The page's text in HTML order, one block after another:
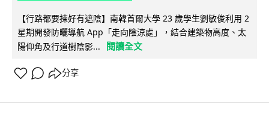
【行路都要揀好有遮陰】南韓首爾大學 23 歲學生劉敏俊利用 2
星期開發防曬導航 App「走向陰涼處」，結合建築物高度、太
陽仰角及行道樹陰影...
閱讀全文
分享